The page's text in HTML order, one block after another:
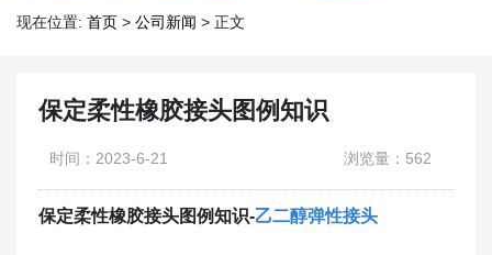
现在位置: 首页 > 公司新闻 > 正文
保定柔性橡胶接头图例知识
时间：2023-6-21 浏览量：562
保定柔性橡胶接头图例知识-乙二醇弹性接头